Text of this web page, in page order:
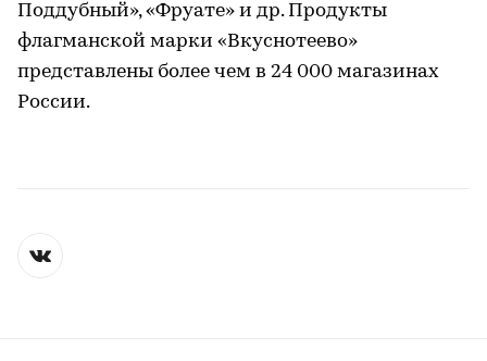
Поддубный», «Фруате» и др. Продукты
флагманской марки «Вкуснотеево»
представлены более чем в 24 000 магазинах
России.